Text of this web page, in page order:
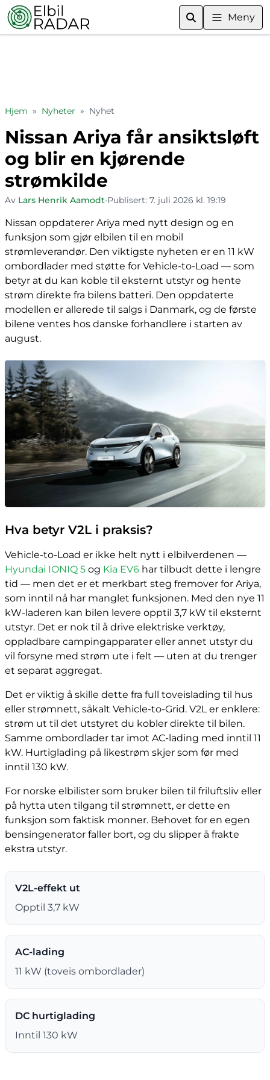
Meny
Hjem » Nyheter » Nyhet
Nissan Ariya får ansiktsløft
og blir en kjørende
strømkilde
Av Lars Henrik Aamodt•Publisert: 7. juli 2026 kl. 19:19
Nissan oppdaterer Ariya med nytt design og en
funksjon som gjør elbilen til en mobil
strømleverandør. Den viktigste nyheten er en 11 kW
ombordlader med støtte for Vehicle-to-Load — som
betyr at du kan koble til eksternt utstyr og hente
strøm direkte fra bilens batteri. Den oppdaterte
modellen er allerede til salgs i Danmark, og de første
bilene ventes hos danske forhandlere i starten av
august.
Hva betyr V2L i praksis?
Vehicle-to-Load er ikke helt nytt i elbilverdenen —
Hyundai IONIQ 5 og Kia EV6 har tilbudt dette i lengre
tid — men det er et merkbart steg fremover for Ariya,
som inntil nå har manglet funksjonen. Med den nye 11
kW-laderen kan bilen levere opptil 3,7 kW til eksternt
utstyr. Det er nok til å drive elektriske verktøy,
oppladbare campingapparater eller annet utstyr du
vil forsyne med strøm ute i felt — uten at du trenger
et separat aggregat.
Det er viktig å skille dette fra full toveislading til hus
eller strømnett, såkalt Vehicle-to-Grid. V2L er enklere:
strøm ut til det utstyret du kobler direkte til bilen.
Samme ombordlader tar imot AC-lading med inntil 11
kW. Hurtiglading på likestrøm skjer som før med
inntil 130 kW.
For norske elbilister som bruker bilen til friluftsliv eller
på hytta uten tilgang til strømnett, er dette en
funksjon som faktisk monner. Behovet for en egen
bensingenerator faller bort, og du slipper å frakte
ekstra utstyr.
V2L-effekt ut
Opptil 3,7 kW
AC-lading
11 kW (toveis ombordlader)
DC hurtiglading
Inntil 130 kW